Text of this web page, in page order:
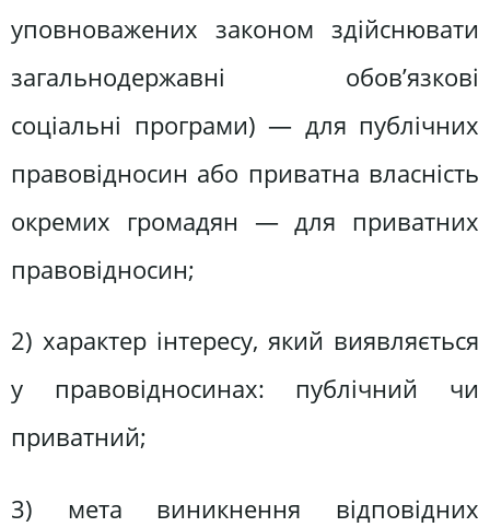
уповноважених законом здійснювати
загальнодержавні обов’язкові
соціальні програми) — для публічних
правовідносин або приватна власність
окремих громадян — для приватних
правовідносин;
2) характер інтересу, який виявляється
у правовідносинах: публічний чи
приватний;
3) мета виникнення відповідних